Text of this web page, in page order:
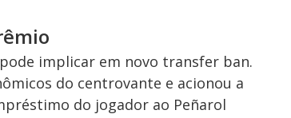
implicar em novo transfer ban.
do centrovante e acionou a
do jogador ao Peñarol